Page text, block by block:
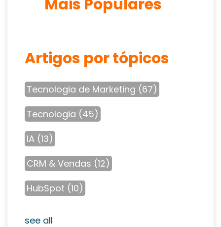
Mais Populares
Artigos por tópicos
Tecnologia de Marketing (67)
Tecnologia (45)
IA (13)
CRM & Vendas (12)
HubSpot (10)
see all